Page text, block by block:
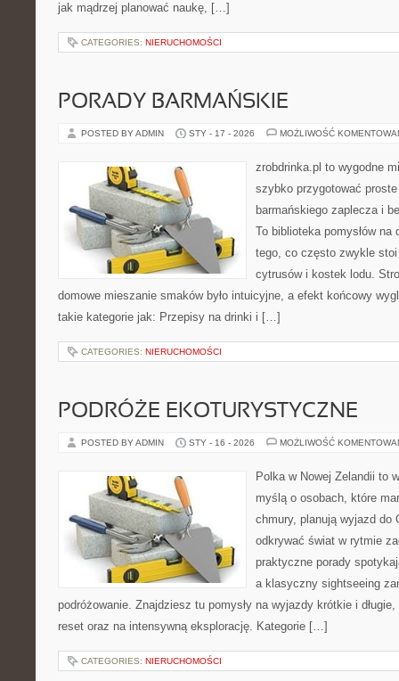
jak mądrzej planować naukę, […]
CATEGORIES: NIERUCHOMOŚCI
PORADY BARMAŃSKIE
POSTED BY ADMIN STY - 17 - 2026 MOŻLIWOŚĆ
zrobdrinka.pl to wygodne
szybko przygotować
barmańskiego zaplecza i
To biblioteka pomysłów
tego, co często zwykle
cytrusów i kostek lodu.
domowe mieszanie smaków było intuicyjne, a efekt końcowy
takie kategorie jak: Przepisy na drinki i […]
CATEGORIES: NIERUCHOMOŚCI
PODRÓŻE EKOTURYSTYCZNE
POSTED BY ADMIN STY - 16 - 2026 MOŻLIWOŚĆ
Polka w Nowej Zelandii to
myślą o osobach, które
chmury, planują wyjazd do
odkrywać świat w rytmie
praktyczne porady
a klasyczny sightseeing
podróżowanie. Znajdziesz tu pomysły na wyjazdy krótkie i
reset oraz na intensywną eksplorację. Kategorie […]
CATEGORIES: NIERUCHOMOŚCI